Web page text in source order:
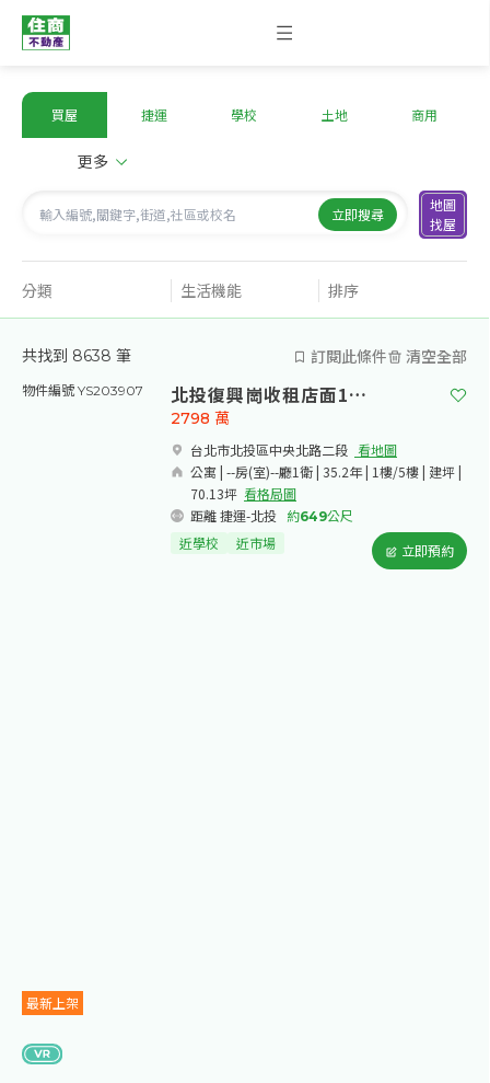
買屋 捷運 學校 土地 商用
更多
立即搜尋
地圖
找屋
分類 生活機能 排序
共找到 8638 筆 訂閱此條件 清空全部
物件編號 YS203907
最新上架
北投復興崗收租店面1/2權利
台北市北投區中央北路二段​ 看地圖
公寓 | --房(室)--廳1衛 | 35.2年 | 1樓/5樓 | 建坪 |
70.13坪 看格局圖
距離 捷運-北投
約649公尺
2798 萬
近學校 近市場 立即預約